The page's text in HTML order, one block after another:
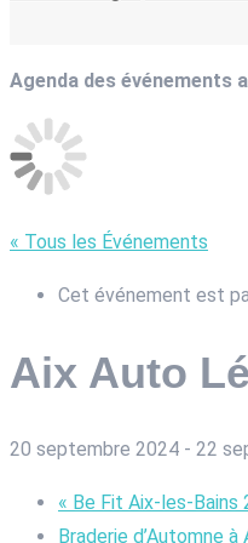
Agenda des événements
« Tous les Événements
Cet événement est
Aix Auto
20 septembre 2024 - 22
« Be Fit Aix-les-Bains
Braderie d’Automne